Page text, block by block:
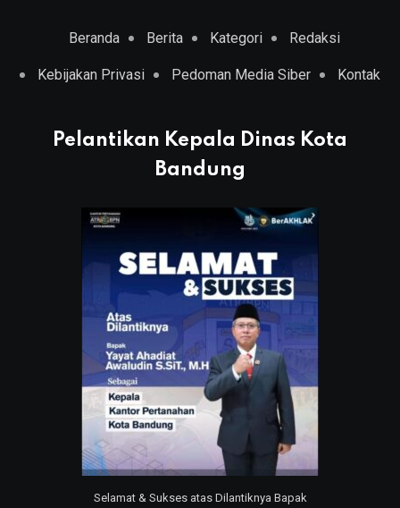
Beranda Berita Kategori Redaksi
Kebijakan Privasi Pedoman Media Siber Kontak
Pelantikan Kepala Dinas Kota
Bandung
Selamat & Sukses atas Dilantiknya Bapak